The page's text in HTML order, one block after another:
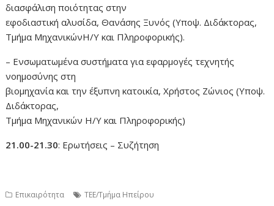
διασφάλιση ποιότητας στην
εφοδιαστική αλυσίδα, Θανάσης Ξυνός (Υποψ. Διδάκτορας,
Τμήμα ΜηχανικώνΗ/Υ και Πληροφορικής).
– Ενσωματωμένα συστήματα για εφαρμογές τεχνητής
νοημοσύνης στη
βιομηχανία και την έξυπνη κατοικία, Χρήστος Ζώνιος (Υποψ.
Διδάκτορας,
Τμήμα Μηχανικών Η/Υ και Πληροφορικής)
21.00-21.30: Ερωτήσεις – Συζήτηση
Επικαιρότητα ΤΕΕ/Τμήμα Ηπείρου